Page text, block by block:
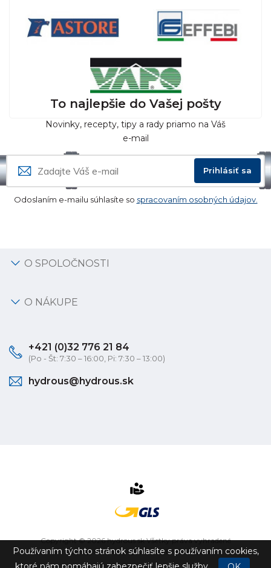
To najlepšie do Vašej pošty
Novinky, recepty, tipy a rady priamo na Váš
e-mail
Prihlásiť sa
Odoslaním e-mailu súhlasíte so spracovaním osobných údajov.
O SPOLOČNOSTI
O NÁKUPE
+421 (0)32 776 21 84
(Po - Št: 7:30 – 16:00, Pi: 7:30 – 13:00)
hydrous@hydrous.sk
Copyright © 2026 hydrous.sk Všetky práva vyhradené
eshop na mieruvytvorilovibration.sk
Používaním týchto stránok súhlasíte s používaním cookies,